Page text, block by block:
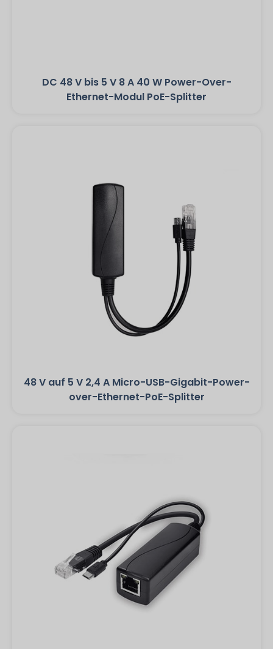
DC 48 V bis 5 V 8 A 40 W Power-Over-
Ethernet-Modul PoE-Splitter
48 V auf 5 V 2,4 A Micro-USB-Gigabit-Power-
over-Ethernet-PoE-Splitter